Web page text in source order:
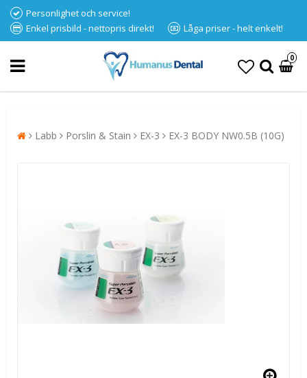
Personlighet och service!
Enkel prisbild - nettopris direkt!
Låga priser - helt enkelt!
0
Labb Porslin & Stain EX-3 EX-3 BODY NW0.5B (10G)